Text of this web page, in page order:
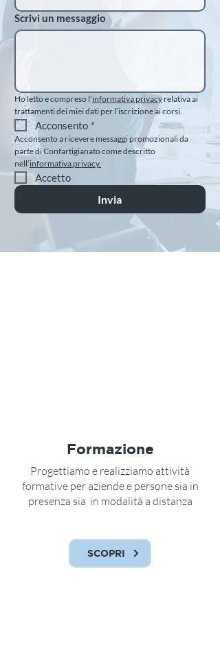
Scrivi un messaggio
Ho letto e compreso l’informativa privacy relativa ai
trattamenti dei miei dati per l’iscrizione ai corsi.
Acconsento *
Acconsento a ricevere messaggi promozionali da
parte di Confartigianato come descritto
nell’informativa privacy.
Accetto
Invia
Formazione
Progettiamo e realizziamo attività
formative per aziende e persone sia in
presenza sia in modalità a distanza
SCOPRI